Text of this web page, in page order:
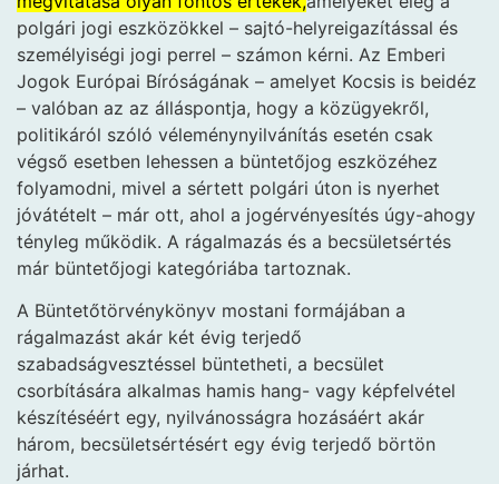
polgári jogi eszközökkel – sajtó-helyreigazítással és
személyiségi jogi perrel – számon kérni. Az Emberi
Jogok Európai Bíróságának – amelyet Kocsis is beidéz
– valóban az az álláspontja, hogy a közügyekről,
politikáról szóló véleménynyilvánítás esetén csak
végső esetben lehessen a büntetőjog eszközéhez
folyamodni, mivel a sértett polgári úton is nyerhet
jóvátételt – már ott, ahol a jogérvényesítés úgy-ahogy
tényleg működik. A rágalmazás és a becsületsértés
már büntetőjogi kategóriába tartoznak.
A Büntetőtörvénykönyv mostani formájában a
rágalmazást akár két évig terjedő
szabadságvesztéssel büntetheti, a becsület
csorbítására alkalmas hamis hang- vagy képfelvétel
készítéséért egy, nyilvánosságra hozásáért akár
három, becsületsértésért egy évig terjedő börtön
járhat.